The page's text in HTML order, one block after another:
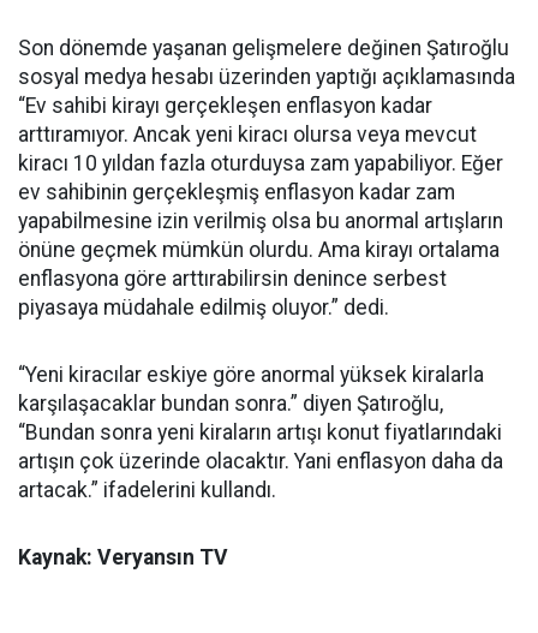
Son dönemde yaşanan gelişmelere değinen Şatıroğlu
sosyal medya hesabı üzerinden yaptığı açıklamasında
“Ev sahibi kirayı gerçekleşen enflasyon kadar
arttıramıyor. Ancak yeni kiracı olursa veya mevcut
kiracı 10 yıldan fazla oturduysa zam yapabiliyor. Eğer
ev sahibinin gerçekleşmiş enflasyon kadar zam
yapabilmesine izin verilmiş olsa bu anormal artışların
önüne geçmek mümkün olurdu. Ama kirayı ortalama
enflasyona göre arttırabilirsin denince serbest
piyasaya müdahale edilmiş oluyor.” dedi.
“Yeni kiracılar eskiye göre anormal yüksek kiralarla
karşılaşacaklar bundan sonra.” diyen Şatıroğlu,
“Bundan sonra yeni kiraların artışı konut fiyatlarındaki
artışın çok üzerinde olacaktır. Yani enflasyon daha da
artacak.” ifadelerini kullandı.
Kaynak: Veryansın TV